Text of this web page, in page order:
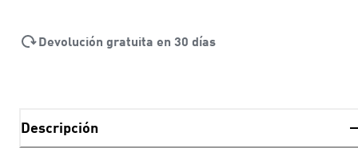
Devolución gratuita en 30 días
Descripción